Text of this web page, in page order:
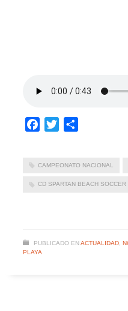
Facebook
Twitter
CAMPEONATO NACIONAL
CD SPARTAN BEACH SOCCER
PUBLICADO EN ACTUALIDAD,
PLAYA